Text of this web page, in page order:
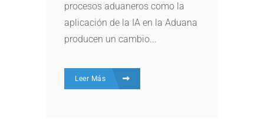
procesos aduaneros como la
aplicación de la IA en la Aduana
producen un cambio...
Leer Más